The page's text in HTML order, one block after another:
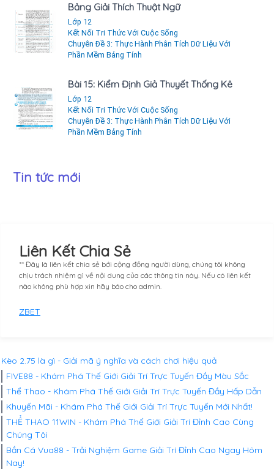
Bảng Giải Thích Thuật Ngữ
Lớp 12
Kết Nối Tri Thức Với Cuộc Sống
Chuyên Đề 3: Thực Hành Phân Tích Dữ Liệu Với
Phần Mềm Bảng Tính
Bài 15: Kiểm Định Giả Thuyết Thống Kê
Lớp 12
Kết Nối Tri Thức Với Cuộc Sống
Chuyên Đề 3: Thực Hành Phân Tích Dữ Liệu Với
Phần Mềm Bảng Tính
Tin tức mới
Liên Kết Chia Sẻ
** Đây là liên kết chia sẻ bới cộng đồng người dùng, chúng tôi không
chịu trách nhiệm gì về nội dung của các thông tin này. Nếu có liên kết
nào không phù hợp xin hãy báo cho admin.
ZBET
Kèo 2.75 là gì - Giải mã ý nghĩa và cách chơi hiệu quả
FIVE88 - Khám Phá Thế Giới Giải Trí Trực Tuyến Đầy Màu Sắc
Thể Thao - Khám Phá Thế Giới Giải Trí Trực Tuyến Đầy Hấp Dẫn
Khuyến Mãi - Khám Phá Thế Giới Giải Trí Trực Tuyến Mới Nhất!
THỂ THAO 11WIN - Khám Phá Thế Giới Giải Trí Đỉnh Cao Cùng
Chúng Tôi
Bắn Cá Vua88 - Trải Nghiệm Game Giải Trí Đỉnh Cao Ngay Hôm
Nay!